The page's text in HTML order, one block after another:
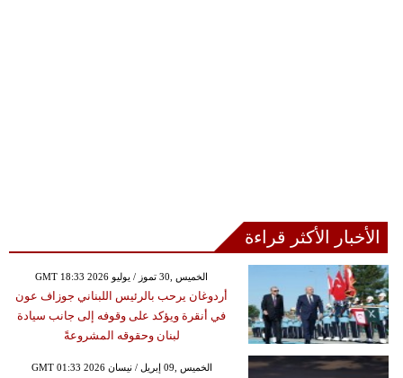
الأخبار الأكثر قراءة
GMT 18:33 2026 الخميس ,30 تموز / يوليو
أردوغان يرحب بالرئيس اللبناني جوزاف عون
في أنقرة ويؤكد على وقوفه إلى جانب سيادة
لبنان وحقوقه المشروعةً
GMT 01:33 2026 الخميس ,09 إبريل / نيسان